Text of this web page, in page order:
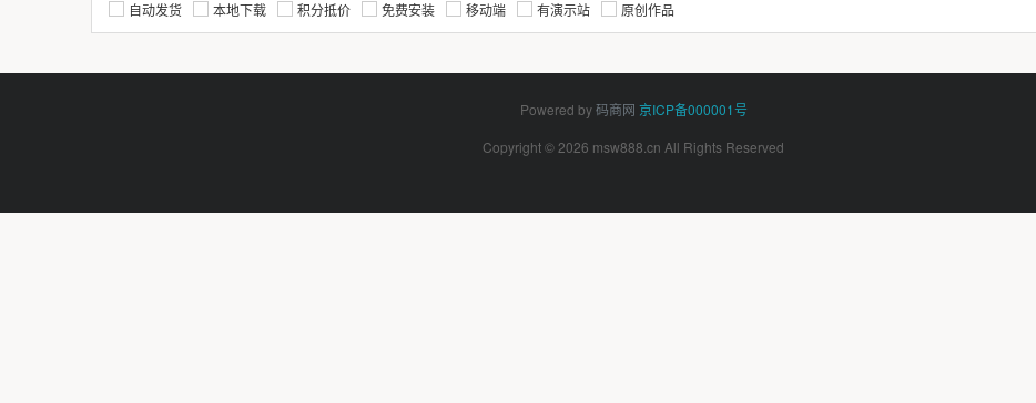
自动发货 本地下载 积分抵价 免费安装 移动端 有演示站 原创作品
Powered by码商网 京ICP备000001号
Copyright © 2026 msw888.cn All Rights Reserved